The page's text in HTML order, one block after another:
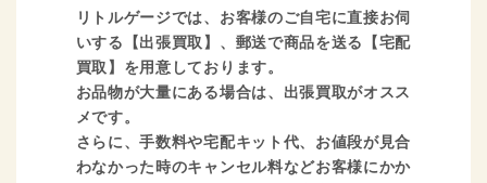
リトルゲージでは、お客様のご自宅に直接お伺
いする【出張買取】、郵送で商品を送る【宅配
買取】を用意しております。
お品物が大量にある場合は、出張買取がオスス
メです。
さらに、手数料や宅配キット代、お値段が見合
わなかった時のキャンセル料などお客様にかか